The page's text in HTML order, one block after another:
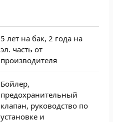
5 лет на бак, 2 года на
эл. часть от
производителя
Бойлер,
предохранительный
клапан, руководство по
установке и